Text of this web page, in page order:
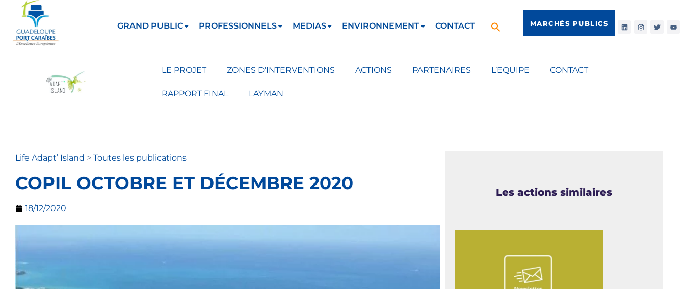
GRAND PUBLIC PROFESSIONNELS MEDIAS ENVIRONNEMENT CONTACT MARCHÉS PUBLICS
LE PROJET ZONES D’INTERVENTIONS ACTIONS PARTENAIRES L’EQUIPE CONTACT
RAPPORT FINAL LAYMAN
Life Adapt’ Island > Toutes les publications
COPIL OCTOBRE ET DÉCEMBRE 2020
18/12/2020
Les actions similaires